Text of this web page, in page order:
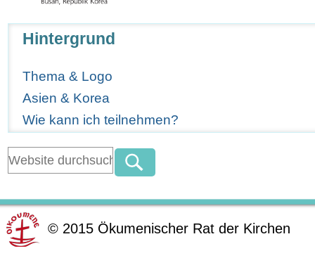
Hintergrund
Thema & Logo
Asien & Korea
Wie kann ich teilnehmen?
© 2015 Ökumenischer Rat der Kirchen